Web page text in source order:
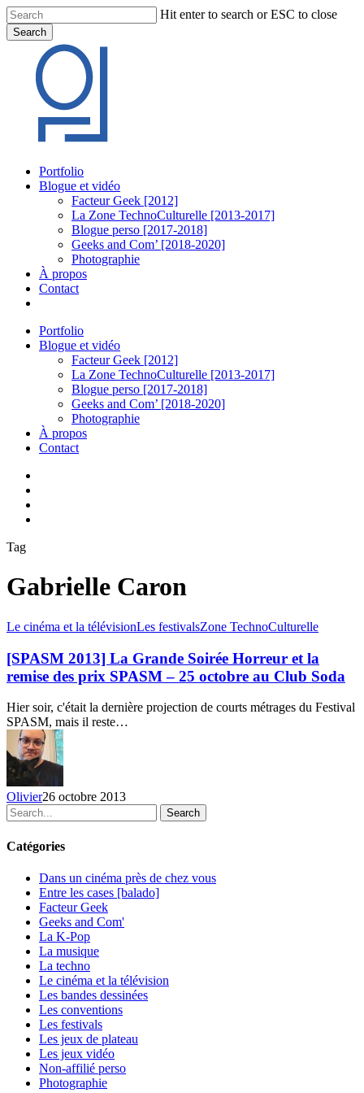
Skip
to
main
content
Hit enter to search or ESC to close
Search
Search
Menu
Portfolio
Blogue et vidéo
Facteur Geek [2012]
La Zone TechnoCulturelle [2013-2017]
Blogue perso [2017-2018]
Geeks and Com’ [2018-2020]
Photographie
À propos
Contact
Portfolio
Blogue et vidéo
Facteur Geek [2012]
La Zone TechnoCulturelle [2013-2017]
Blogue perso [2017-2018]
Geeks and Com’ [2018-2020]
Photographie
À propos
Contact
Tag
Gabrielle Caron
[SPASM
La
Grande
Soirée
et
la
remise
des
prix
SPASM
–
25
au
Soda
Le cinéma et la télévisionLes festivalsZone TechnoCulturelle
[SPASM 2013] La Grande Soirée Horreur et la
remise des prix SPASM – 25 octobre au Club Soda
Hier soir, c'était la dernière projection de courts métrages du Festival
SPASM, mais il reste…
Olivier26 octobre 2013
Search
Catégories
Dans un cinéma près de chez vous
Entre les cases [balado]
Facteur Geek
Geeks and Com'
La K-Pop
La musique
La techno
Le cinéma et la télévision
Les bandes dessinées
Les conventions
Les festivals
Les jeux de plateau
Les jeux vidéo
Non-affilié perso
Photographie